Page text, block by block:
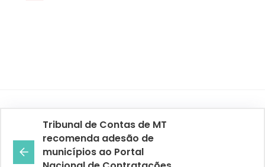
Tribunal de Contas de MT
recomenda adesão de
municípios ao Portal